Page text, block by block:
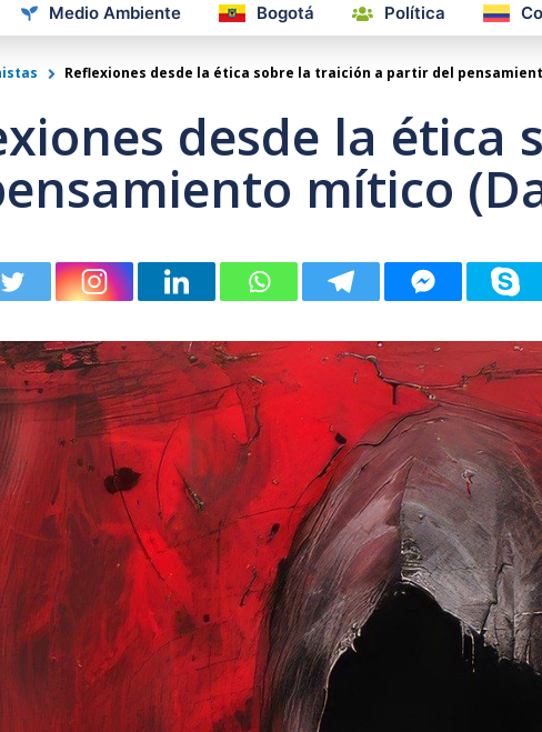
Medio Ambiente Bogotá Política
Reflexiones desde la ética sobre la traición a partir del
desde la
mítico